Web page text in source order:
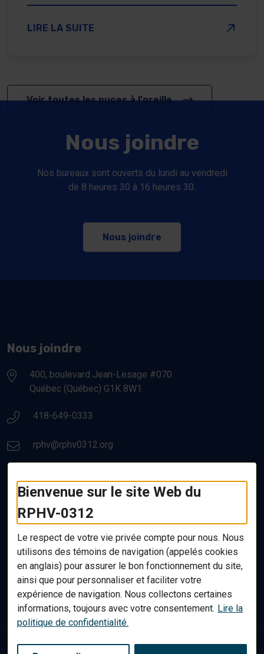
Bienvenue sur le site Web du
RPHV-0312
Le respect de votre vie privée compte pour nous. Nous
utilisons des témoins de navigation (appeléscookies
en anglais) pour assurer le bon fonctionnement du site,
ainsi que pour personnaliser et faciliter votre
expérience de navigation. Nous collectons certaines
informations, toujours avec votre consentement. Lire la
politique de confidentialité.
LIRE LA SUITE
SUR ÉCHECS À L’AVEUGLE
Voir toutes les puces à l'oreille
Nous joindre
Nos bureaux sont ouverts du lundi au vendredi
de 8 heures 30 à 16 heures 30.
Nous joindre
Nous joindre
400, boulevard Jean-Lesage #070
Québec (Québec) G1K 8W1
Numéro de téléphone:
418-649-0333
Courriel:
rphv@rphv0312.org
Liens utiles
Nous joindre
Ressources utiles
Politique de confidentialité
Accessibilité
Plan du site